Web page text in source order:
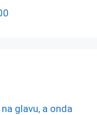
glavu, a onda